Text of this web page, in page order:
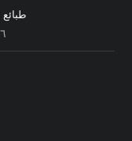
١٦